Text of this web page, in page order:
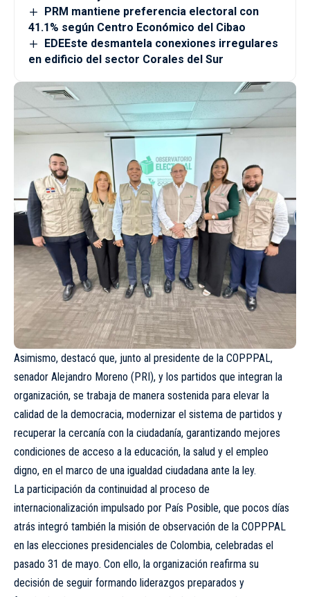
PRM mantiene preferencia electoral con
41.1% según Centro Económico del Cibao
EDEEste desmantela conexiones irregulares
en edificio del sector Corales del Sur
Asimismo, destacó que, junto al presidente de la COPPPAL,
senador Alejandro Moreno (PRI), y los partidos que integran la
organización, se trabaja de manera sostenida para elevar la
calidad de la democracia, modernizar el sistema de partidos y
recuperar la cercanía con la ciudadanía, garantizando mejores
condiciones de acceso a la educación, la salud y el empleo
digno, en el marco de una igualdad ciudadana ante la ley.
La participación da continuidad al proceso de
internacionalización impulsado por País Posible, que pocos días
atrás integró también la misión de observación de la COPPPAL
en las elecciones presidenciales de Colombia, celebradas el
pasado 31 de mayo. Con ello, la organización reafirma su
decisión de seguir formando liderazgos preparados y